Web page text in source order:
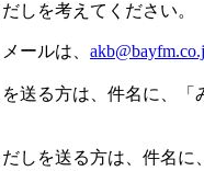
しを考えてください。
ールは、
送る方は、件名に、「
しを送る方は、件名に